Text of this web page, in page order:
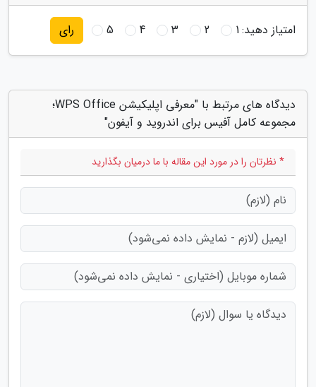
امتیاز دهید:1
2
3
4
5 رای
دیدگاه های مرتبط با "معرفی اپلیکیشن WPS Office؛
مجموعه کامل آفیس برای اندروید و آیفون"
* نظرتان را در مورد این مقاله با ما درمیان بگذارید